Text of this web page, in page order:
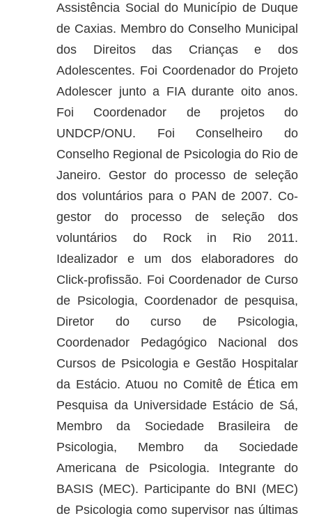
Assistência Social do Município de Duque
de Caxias. Membro do Conselho Municipal
dos Direitos das Crianças e dos
Adolescentes. Foi Coordenador do Projeto
Adolescer junto a FIA durante oito anos.
Foi Coordenador de projetos do
UNDCP/ONU. Foi Conselheiro do
Conselho Regional de Psicologia do Rio de
Janeiro. Gestor do processo de seleção
dos voluntários para o PAN de 2007. Co-
gestor do processo de seleção dos
voluntários do Rock in Rio 2011.
Idealizador e um dos elaboradores do
Click-profissão. Foi Coordenador de Curso
de Psicologia, Coordenador de pesquisa,
Diretor do curso de Psicologia,
Coordenador Pedagógico Nacional dos
Cursos de Psicologia e Gestão Hospitalar
da Estácio. Atuou no Comitê de Ética em
Pesquisa da Universidade Estácio de Sá,
Membro da Sociedade Brasileira de
Psicologia, Membro da Sociedade
Americana de Psicologia. Integrante do
BASIS (MEC). Participante do BNI (MEC)
de Psicologia como supervisor nas últimas